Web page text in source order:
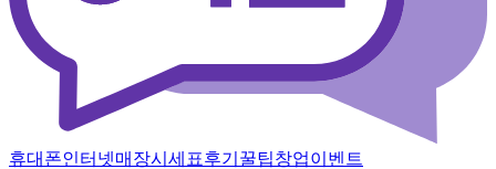
휴대폰인터넷매장시세표후기 꿀팁창업이벤트